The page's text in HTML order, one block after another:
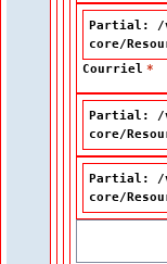
Partial: /
core/
Courriel*
Partial: /
core/
Partial: /
core/